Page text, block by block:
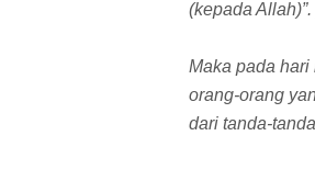
(kepada
Maka pada
orang-orang
dari tanda-